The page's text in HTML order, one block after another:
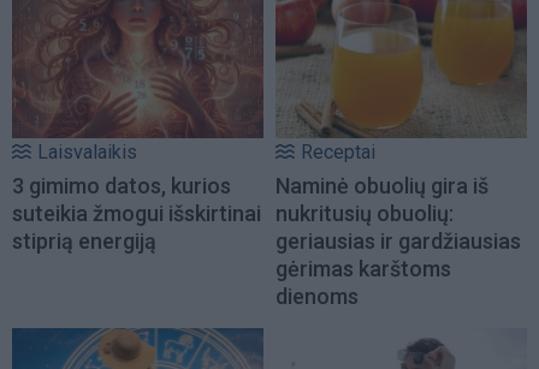
Laisvalaikis
3 gimimo datos, kurios
suteikia žmogui išskirtinai
stiprią energiją
Receptai
Naminė obuolių gira iš
nukritusių obuolių:
geriausias ir gardžiausias
gėrimas karštoms
dienoms